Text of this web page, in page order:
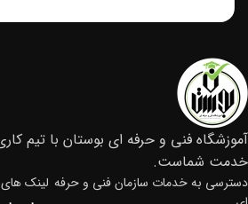
آموزشگاه فنی و حرفه ای بوستان با تیم
خدمت شماست.
دسترسی به خدمات سازمان فنی و حرفه لینک